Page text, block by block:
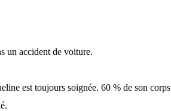
un accident de voiture.
est toujours soignée. 60 % de son corps